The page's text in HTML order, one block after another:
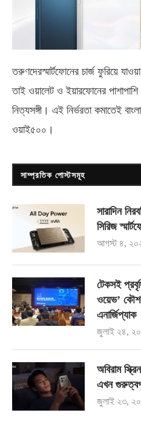
তরুণদেরস্মার্টফোনের চার্জ ফুরিয়ে
তাই ওয়ালেট ও ইয়ারফোনের
নিত্যসঙ্গী। এই নির্ভরতা কমাতেই
ওয়াই৫০০ ।
সাম্প্রতিক পোস্টসমূহ
সারাদিন
সিরিজ
আগস্ট ৪,
টেকসই
ওয়েভ’
এনার্জিপ্যাক
জুলাই ২৪,
অবিরাম
এখন
জুলাই ২৩,